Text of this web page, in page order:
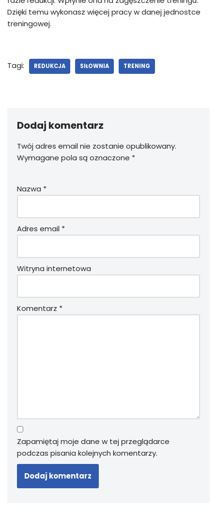
Dzięki temu wykonasz więcej pracy w danej jednostce
treningowej.
Tagi: REDUKCJA SIŁOWNIA TRENING
Dodaj komentarz
Twój adres email nie zostanie opublikowany.
Wymagane pola są oznaczone *
Nazwa *
Adres email *
Witryna internetowa
Komentarz *
Zapamiętaj moje dane w tej przeglądarce
podczas pisania kolejnych komentarzy.